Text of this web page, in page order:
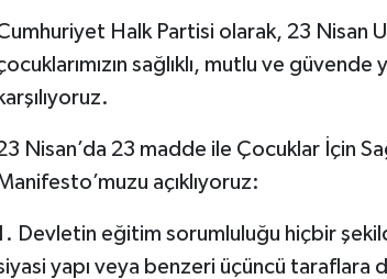
Halk Partisi olarak, 23 Nisan
sağlıklı, mutlu ve
karşılıyoruz.
Nisan’da 23 madde ile Çocuklar İçin
açıklıyoruz:
Devletin eğitim sorumluluğu hiçbir
yapı veya benzeri üçüncü